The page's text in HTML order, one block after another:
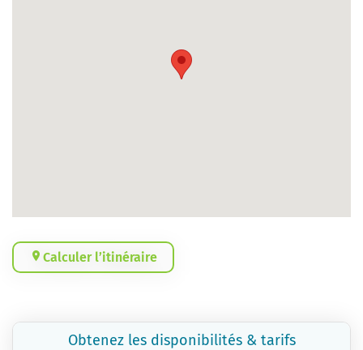
Calculer l’itinéraire
Obtenez les disponibilités & tarifs